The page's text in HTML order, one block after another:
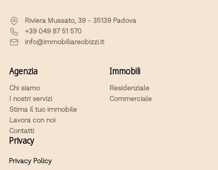
Riviera Mussato, 39 - 35139 Padova
+39 049 87 51 570
info@immobiliareobizzi.it
Agenzia
Chi siamo
I nostri servizi
Stima il tuo immobile
Lavora con noi
Contatti
Immobili
Residenziale
Commerciale
Privacy
Privacy Policy